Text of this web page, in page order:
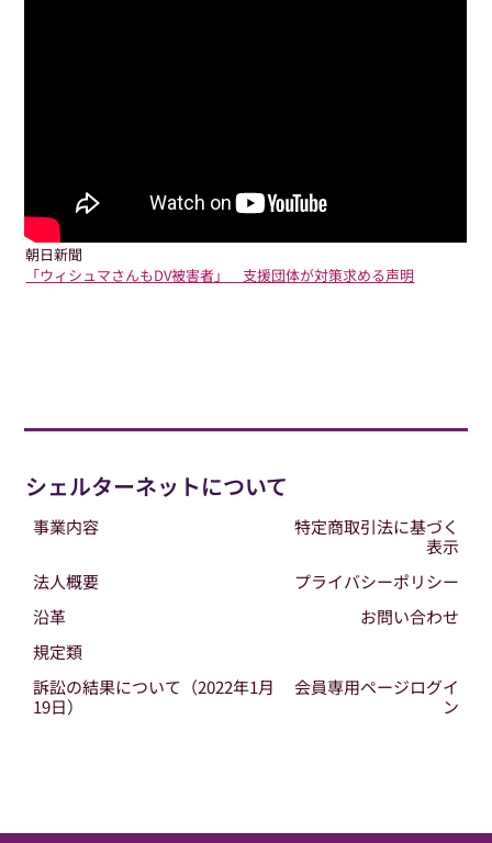
朝日新聞
「ウィシュマさんもDV被害者」 支援団体が対策求める声明
シェルターネットについて
事業内容
特定商取引法に基づく
表示
法人概要
プライバシーポリシー
沿革
お問い合わせ
規定類
訴訟の結果について（2022年1月
19日）
会員専用ページログイ
ン